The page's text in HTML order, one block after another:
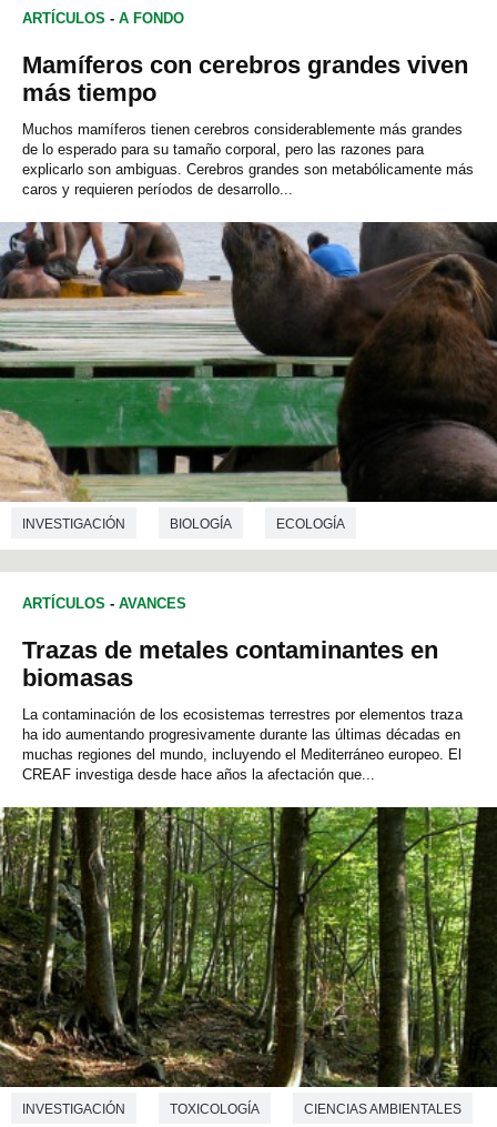
ARTÍCULOS - A FONDO
Mamíferos con cerebros grandes viven
más tiempo
Muchos mamíferos tienen cerebros considerablemente más grandes
de lo esperado para su tamaño corporal, pero las razones para
explicarlo son ambiguas. Cerebros grandes son metabólicamente más
caros y requieren períodos de desarrollo...
INVESTIGACIÓN BIOLOGÍA ECOLOGÍA
ARTÍCULOS - AVANCES
Trazas de metales contaminantes en
biomasas
La contaminación de los ecosistemas terrestres por elementos traza
ha ido aumentando progresivamente durante las últimas décadas en
muchas regiones del mundo, incluyendo el Mediterráneo europeo. El
CREAF investiga desde hace años la afectación que...
INVESTIGACIÓN TOXICOLOGÍA CIENCIAS AMBIENTALES